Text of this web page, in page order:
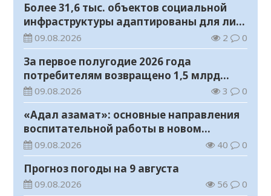
Более 31,6 тыс. объектов социальной
инфраструктуры адаптированы для лиц
с инвалидностью
09.08.2026 2 0
За первое полугодие 2026 года
потребителям возвращено 1,5 млрд
тенге
09.08.2026 3 0
«Адал азамат»: основные направления
воспитательной работы в новом
учебном году
09.08.2026 40 0
Прогноз погоды на 9 августа
09.08.2026 56 0